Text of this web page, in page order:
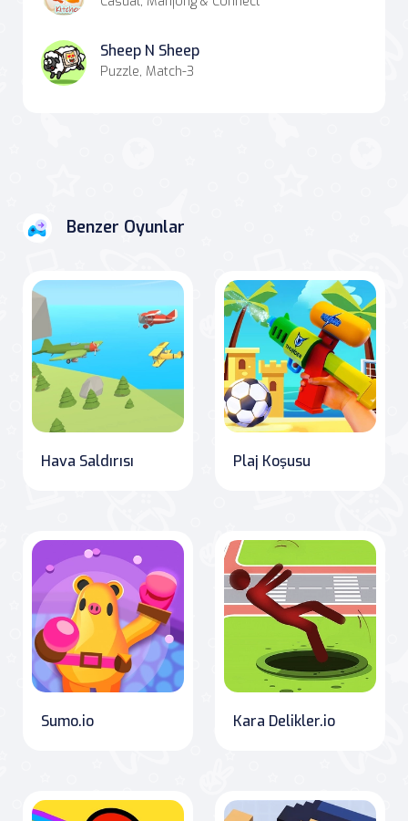
Sheep N Sheep
Puzzle, Match-3
Benzer Oyunlar
Hava Saldırısı Plaj Koşusu
Sumo.io Kara Delikler.io